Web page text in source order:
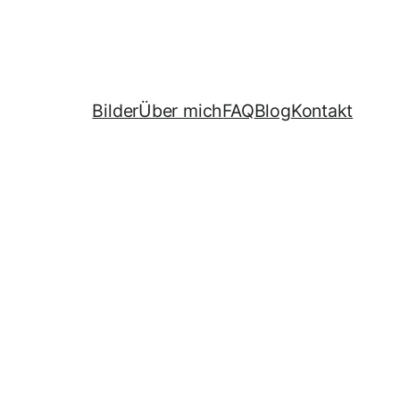
BilderÜber michFAQBlogKontakt